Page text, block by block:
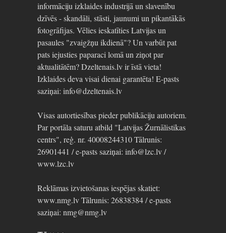
informāciju izklaides industrijā un slavenību
dzīvēs - skandāli, stāsti, jaunumi un pikantākās
fotogrāfijas. Vēlies ieskatīties Latvijas un
pasaules "zvaigžņu ikdienā"? Un varbūt pat
pats iejusties paparaci lomā un ziņot par
aktualitātēm? Dzeltenais.lv ir īstā vieta!
Izklaides deva visai dienai garantēta! E-pasts
saziņai: info@dzeltenais.lv
Visas autortiesības pieder publikāciju autoriem.
Par portāla saturu atbild "Latvijas Žurnālistikas
centrs", reģ. nr. 40008244310 Tālrunis:
26901441 / e-pasts saziņai: info@lzc.lv /
www.lzc.lv
Reklāmas izvietošanas iespējas skatiet:
www.nmg.lv Tālrunis: 26838384 / e-pasts
saziņai: nmg@nmg.lv